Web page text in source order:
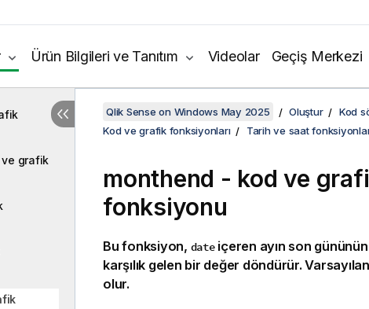
Ürün Bilgileri ve Tanıtım Videolar Geçiş Merkezi
grafik
grafik
Qlik Sense on Windows May 2025 Oluştur
Kod
Kod ve grafik fonksiyonları
Tarih ve saat
monthend - kod ve
fonksiyonu
Bu fonksiyon, dateiçeren ayın son
karşılık gelen bir değer döndürür.
olur.